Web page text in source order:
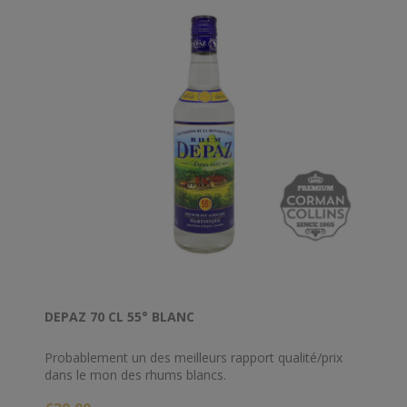
DEPAZ 70 CL 55° BLANC
Probablement un des meilleurs rapport qualité/prix
dans le mon des rhums blancs.